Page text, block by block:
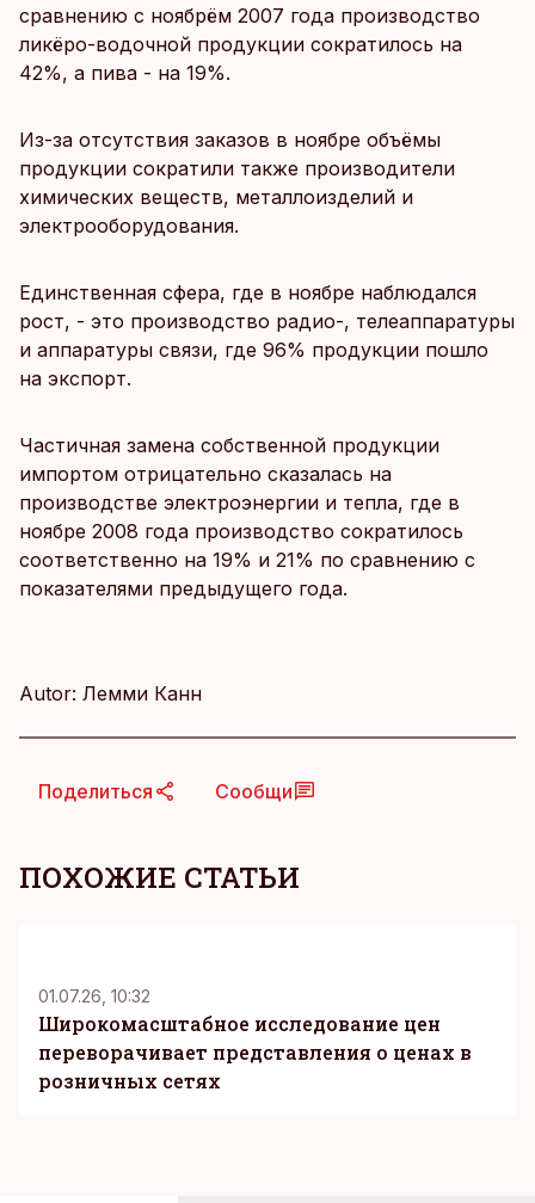
сравнению с ноябрём 2007 года производство
ликёро-водочной продукции сократилось на
42%, а пива - на 19%.
Из-за отсутствия заказов в ноябре объёмы
продукции сократили также производители
химических веществ, металлоизделий и
электрооборудования.
Единственная сфера, где в ноябре наблюдался
рост, - это производство радио-, телеаппаратуры
и аппаратуры связи, где 96% продукции пошло
на экспорт.
Частичная замена собственной продукции
импортом отрицательно сказалась на
производстве электроэнергии и тепла, где в
ноябре 2008 года производство сократилось
соответственно на 19% и 21% по сравнению с
показателями предыдущего года.
Autor: Лемми Канн
Поделиться Сообщи
ПОХОЖИЕ СТАТЬИ
01.07.26, 10:32
Широкомасштабное исследование цен
переворачивает представления о ценах в
розничных сетях